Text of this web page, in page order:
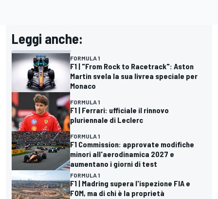
Leggi anche:
FORMULA 1
F1 | "From Rock to Racetrack": Aston
Martin svela la sua livrea speciale per
Monaco
FORMULA 1
F1 | Ferrari: ufficiale il rinnovo
pluriennale di Leclerc
FORMULA 1
F1 Commission: approvate modifiche
minori all'aerodinamica 2027 e
aumentano i giorni di test
FORMULA 1
F1 | Madring supera l'ispezione FIA e
FOM, ma di chi è la proprietà